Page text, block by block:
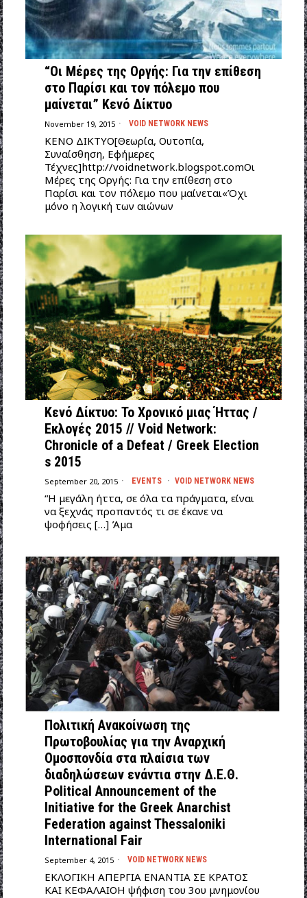
“Οι Mέρες της Οργής: Για την επίθεση
στο Παρίσι και τον πόλεμο που
μαίνεται” Κενό Δίκτυο
November 19, 2015 VOID NETWORK NEWS
ΚΕΝΟ ΔΙΚΤΥΟ[Θεωρία, Ουτοπία,
Συναίσθηση, Εφήμερες
Τέχνες]http://voidnetwork.blogspot.comΟι
Mέρες της Οργής: Για την επίθεση στο
Παρίσι και τον πόλεμο που μαίνεται«Όχι
μόνο η λογική των αιώνων
Κενό Δίκτυο: Το Χρονικό μιας Ήττας /
Εκλογές 2015 // Void Network:
Chronicle of a Defeat / Greek Election
s 2015
September 20, 2015 EVENTS · VOID NETWORK NEWS
“Η μεγάλη ήττα, σε όλα τα πράγματα, είναι
να ξεχνάς προπαντός τι σε έκανε να
ψοφήσεις […] Άμα
Πολιτική Ανακοίνωση της
Πρωτοβουλίας για την Αναρχική
Ομοσπονδία στα πλαίσια των
διαδηλώσεων ενάντια στην Δ.Ε.Θ.
Political Announcement of the
Initiative for the Greek Anarchist
Federation against Thessaloniki
International Fair
September 4, 2015 VOID NETWORK NEWS
ΕΚΛΟΓΙΚΗ ΑΠΕΡΓΙΑ ΕΝΑΝΤΙΑ ΣΕ ΚΡΑΤΟΣ
ΚΑΙ ΚΕΦΑΛΑΙΟΗ ψήφιση του 3ου μνημονίου